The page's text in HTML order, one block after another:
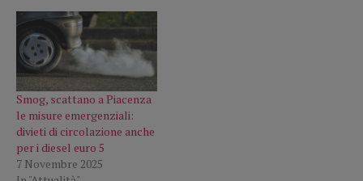
Smog, scattano a Piacenza
le misure emergenziali:
divieti di circolazione anche
per i diesel euro 5
7 Novembre 2025